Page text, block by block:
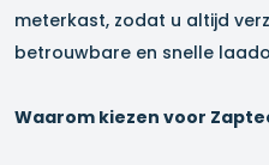
meterkast, zodat u altijd
betrouwbare en snelle
Waarom kiezen voor